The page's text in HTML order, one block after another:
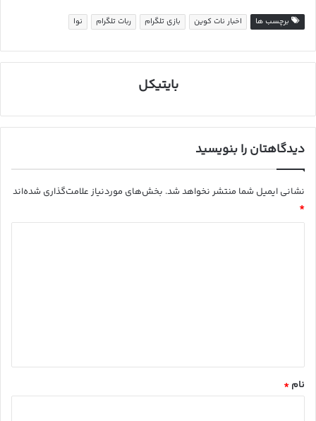
برچسب ها اخبار نات کوین بازی تلگرام ربات تلگرام نوا
بایتیکل
دیدگاهتان را بنویسید
نشانی ایمیل شما منتشر نخواهد شد. بخش‌های موردنیاز علامت‌گذاری شده‌اند
*
نام *